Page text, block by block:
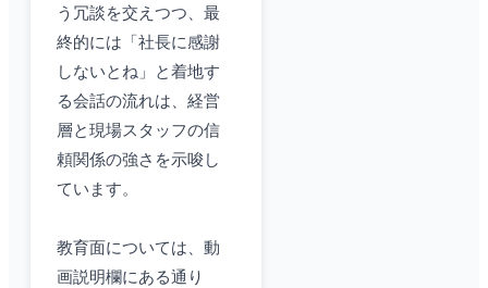
う冗談を交えつつ、最
終的には「社長に感謝
しないとね」と着地す
る会話の流れは、経営
層と現場スタッフの信
頼関係の強さを示唆し
ています。
教育面については、動
画説明欄にある通り